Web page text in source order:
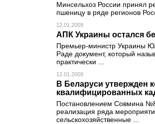
Минсельхоз России принял
пшеницу в ряде регионов
12.01.2009
АПК Украины остался
Премьер-министр Украины
Раде документ, который
практически ...
12.01.2009
В Беларуси утвержден
квалифицированных
Постановлением Совмина
реализация ряда
сельскохозяйственные ...